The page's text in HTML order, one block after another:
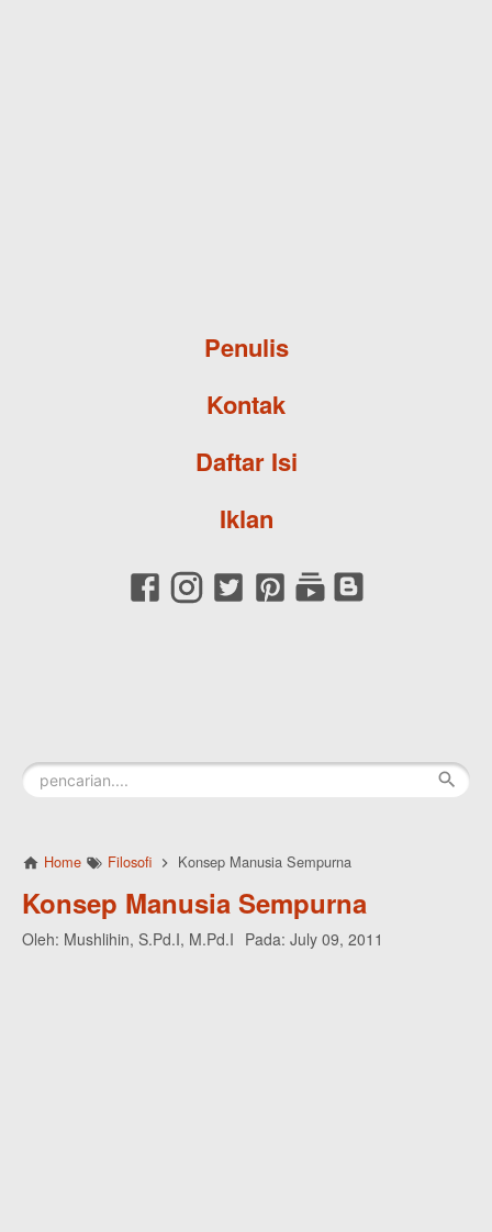
Penulis
Kontak
Daftar Isi
Iklan
Home Filosofi Konsep Manusia Sempurna
Konsep Manusia Sempurna
Oleh: Mushlihin, S.Pd.I, M.Pd.I Pada: July 09, 2011